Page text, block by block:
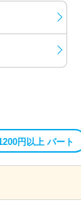
円以上 パート